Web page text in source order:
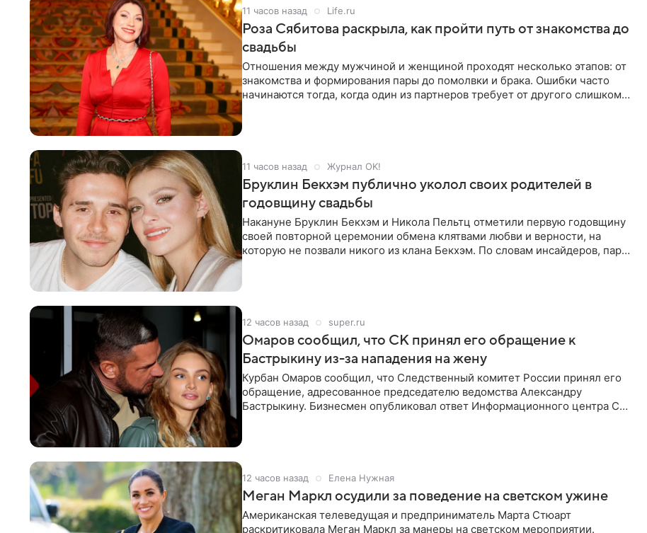
11 часов назад Life.ru
Роза Сябитова раскрыла, как пройти путь от знакомства до
свадьбы
Отношения между мужчиной и женщиной проходят несколько этапов: от
знакомства и формирования пары до помолвки и брака. Ошибки часто
начинаются тогда, когда один из партнеров требует от другого слишком
11 часов назад Журнал OK!
Бруклин Бекхэм публично уколол своих родителей в
годовщину свадьбы
Накануне Бруклин Бекхэм и Никола Пельтц отметили первую годовщину
своей повторной церемонии обмена клятвами любви и верности, на
которую не позвали никого из клана Бекхэм. По словам инсайдеров, пара
12 часов назад super.ru
Омаров сообщил, что СК принял его обращение к
Бастрыкину из-за нападения на жену
Курбан Омаров сообщил, что Следственный комитет России принял его
обращение, адресованное председателю ведомства Александру
Бастрыкину. Бизнесмен опубликовал ответ Информационного центра СК
12 часов назад Елена Нужная
Меган Маркл осудили за поведение на светском ужине
Американская телеведущая и предприниматель Марта Стюарт
раскритиковала Меган Маркл за манеры на светском мероприятии.